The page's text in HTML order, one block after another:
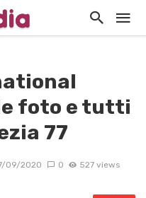
foto e tutti
77
09/2020 0 527 views